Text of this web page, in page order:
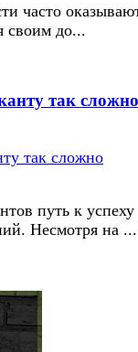
часто
своим до...
так сложно
путь к успеху
Несмотря на ...